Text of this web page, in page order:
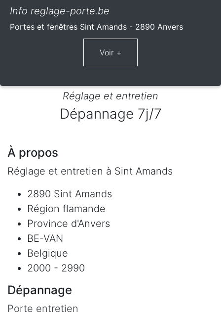
Info reglage-porte.be
Portes et fenêtres Sint Amands - 2890 Anvers
Réglage et entretien
Dépannage 7j/7
À propos
Réglage et entretien à Sint Amands
2890 Sint Amands
Région flamande
Province d'Anvers
BE-VAN
Belgique
2000 - 2990
Dépannage
Porte entretien